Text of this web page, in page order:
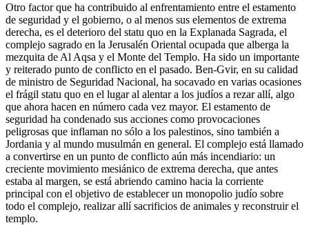
Otro factor que ha contribuido al enfrentamiento entre el estamento
de seguridad y el gobierno, o al menos sus elementos de extrema
derecha, es el deterioro del statu quo en la Explanada Sagrada, el
complejo sagrado en la Jerusalén Oriental ocupada que alberga la
mezquita de Al Aqsa y el Monte del Templo. Ha sido un importante
y reiterado punto de conflicto en el pasado. Ben-Gvir, en su calidad
de ministro de Seguridad Nacional, ha socavado en varias ocasiones
el frágil statu quo en el lugar al alentar a los judíos a rezar allí, algo
que ahora hacen en número cada vez mayor. El estamento de
seguridad ha condenado sus acciones como provocaciones
peligrosas que inflaman no sólo a los palestinos, sino también a
Jordania y al mundo musulmán en general. El complejo está llamado
a convertirse en un punto de conflicto aún más incendiario: un
creciente movimiento mesiánico de extrema derecha, que antes
estaba al margen, se está abriendo camino hacia la corriente
principal con el objetivo de establecer un monopolio judío sobre
todo el complejo, realizar allí sacrificios de animales y reconstruir el
templo.